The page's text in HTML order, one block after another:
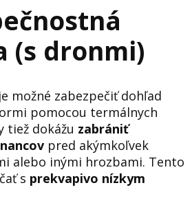
(s dronmi)
možné zabezpečiť dohľad
pomocou termálnych
tiež dokážu zabrániť
pred akýmkoľvek
alebo inými hrozbami. Tento
s prekvapivo nízkym